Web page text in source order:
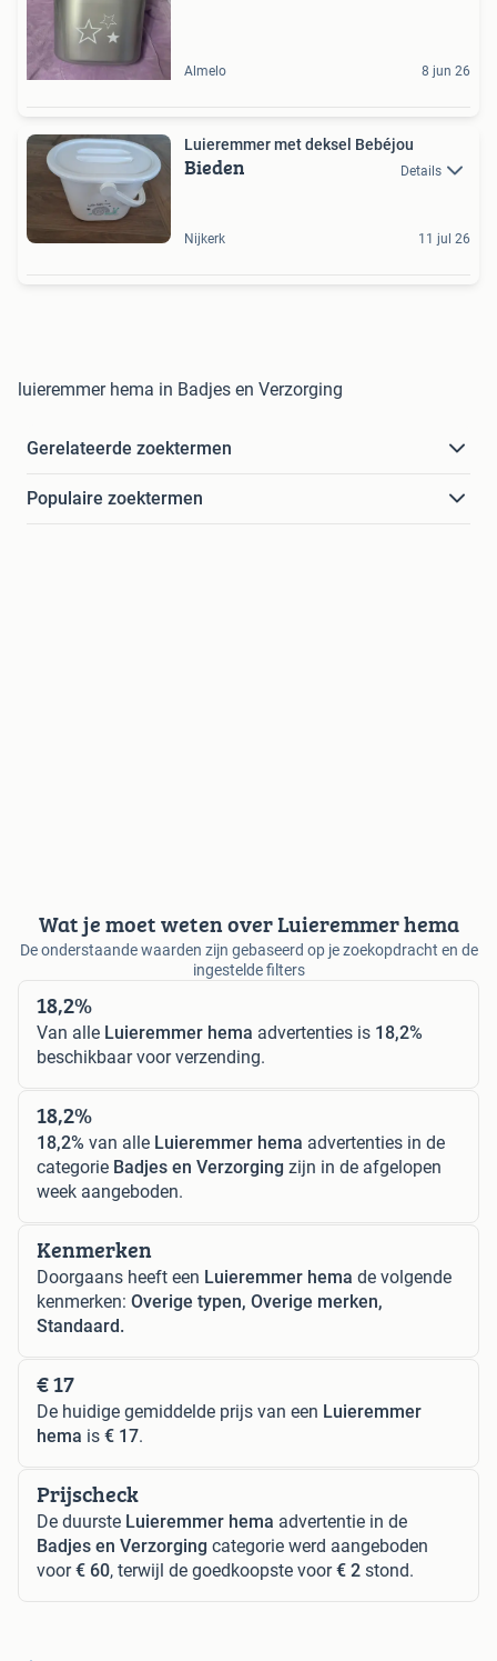
Almelo 8 jun 26
Luieremmer met deksel Bebéjou
Bieden Details
Nijkerk 11 jul 26
luieremmer hema in Badjes en Verzorging
Gerelateerde zoektermen
Populaire zoektermen
Wat je moet weten over Luieremmer hema
De onderstaande waarden zijn gebaseerd op je zoekopdracht en de
ingestelde filters
18,2%
Van alle Luieremmer hema advertenties is 18,2%
beschikbaar voor verzending.
18,2%
18,2% van alle Luieremmer hema advertenties in de
categorie Badjes en Verzorging zijn in de afgelopen
week aangeboden.
Kenmerken
Doorgaans heeft een Luieremmer hema de volgende
kenmerken: Overige typen, Overige merken,
Standaard.
€ 17
De huidige gemiddelde prijs van een Luieremmer
hema is € 17.
Prijscheck
De duurste Luieremmer hema advertentie in de
Badjes en Verzorging categorie werd aangeboden
voor€ 60, terwijl de goedkoopste voor€ 2 stond.